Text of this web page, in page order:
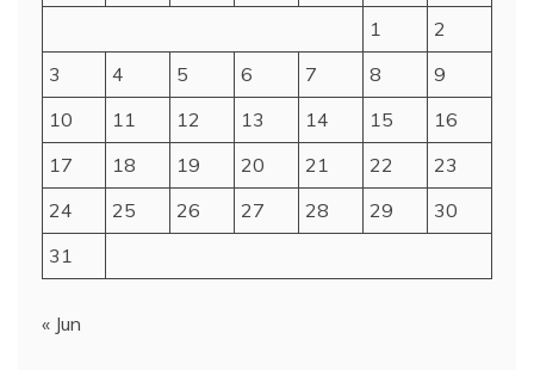
1
2
3
4 5 6 7 8
9
10
11 12 13 14 15
16
17
18 19 20 21 22
23
24
25 26 27 28 29
30
31
« Jun